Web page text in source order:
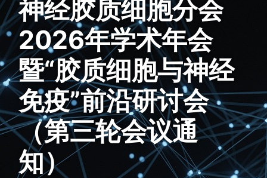
神经胶质细胞分会
2026年学术年会
暨“胶质细胞与神经
免疫”前沿研讨会
（第三轮会议通
知）